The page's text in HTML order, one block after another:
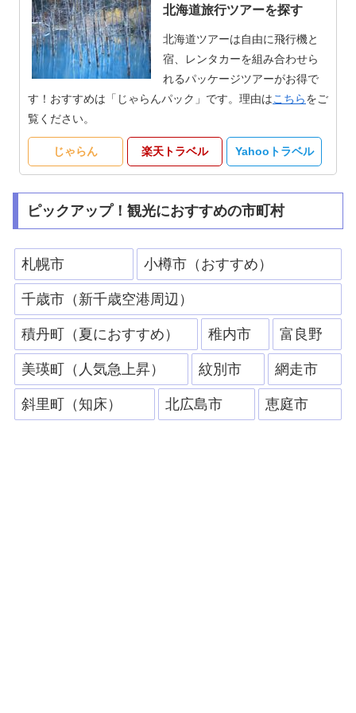
北海道旅行ツアーを探す
北海道ツアーは自由に飛行機と
宿、レンタカーを組み合わせら
れるパッケージツアーがお得で
す！おすすめは「じゃらんパック」です。理由はこちらをご
覧ください。
じゃらん 楽天トラベル Yahooトラベル
ピックアップ！観光におすすめの市町村
札幌市 小樽市（おすすめ）
千歳市（新千歳空港周辺）
積丹町（夏におすすめ） 稚内市 富良野
美瑛町（人気急上昇） 紋別市 網走市
斜里町（知床） 北広島市 恵庭市